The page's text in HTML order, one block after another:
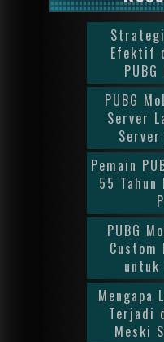
Efektif
PUBG
Server
Server
Pemain
55 Tahun
PUBG
Custom
untuk
Mengapa
Terjadi
Meski